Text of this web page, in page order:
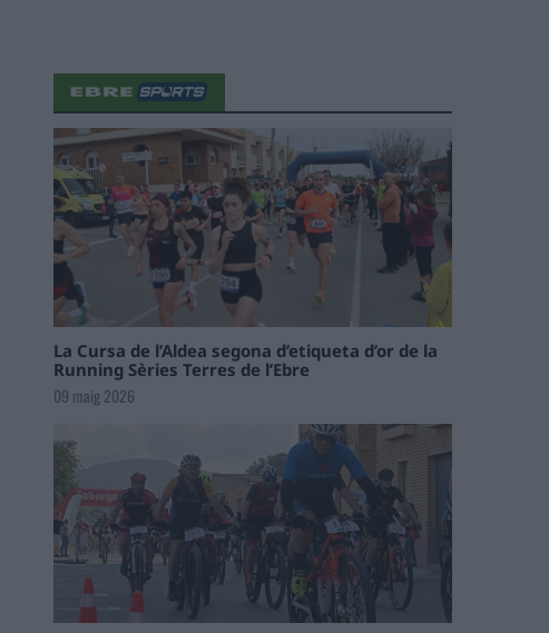
La Cursa de l’Aldea segona d’etiqueta d’or de la
Running Sèries Terres de l’Ebre
09 maig 2026